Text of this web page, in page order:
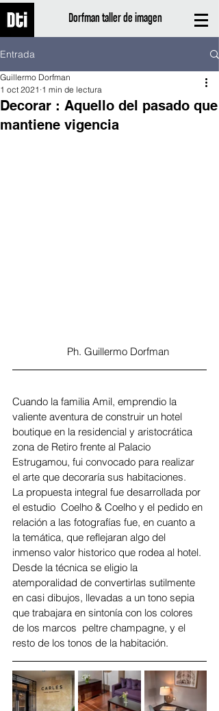
Dorfman taller de imagen
Entrada
Decorar : Aquello del pasado que
mantiene vigencia
Guillermo Dorfman
1 oct 2021 1 min de lectura
Ph. Guillermo Dorfman
Cuando la familia Amil, emprendio la
valiente aventura de construir un hotel
boutique en la residencial y aristocrática
zona de Retiro frente al Palacio
Estrugamou, fui convocado para realizar
el arte que decoraría sus habitaciones.
La propuesta integral fue desarrollada por
el estudio  Coelho & Coelho y el pedido en
relación a las fotografías fue, en cuanto a
la temática, que reflejaran algo del
inmenso valor historico que rodea al hotel.
Desde la técnica se eligio la
atemporalidad de convertirlas sutilmente
en casi dibujos, llevadas a un tono sepia
que trabajara en sintonía con los colores
de los marcos  peltre champagne, y el
resto de los tonos de la habitación.